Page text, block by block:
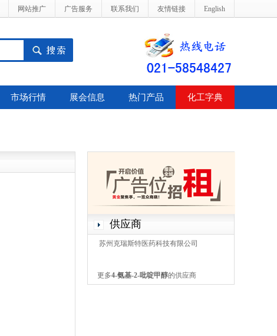
网站推广 广告服务 联系我们 友情链接 English
市场行情 展会信息 热门产品 化工字典
供应商
苏州克瑞斯特医药科技有限公司
更多4-氨基-2-吡啶甲醇的供应商